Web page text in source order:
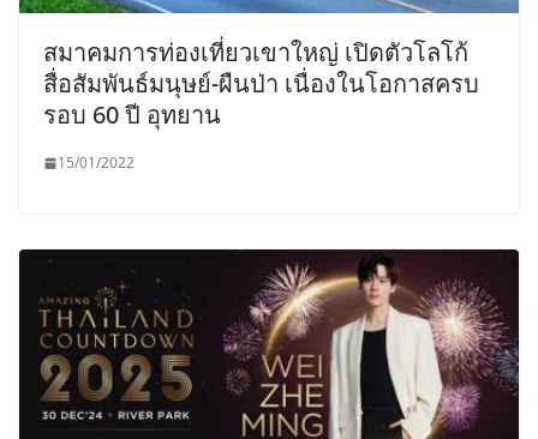
สมาคมการท่องเที่ยวเขาใหญ่ เปิดตัวโลโก้
สื่อสัมพันธ์มนุษย์-ผืนป่า เนื่องในโอกาสครบ
รอบ 60 ปี อุทยาน
15/01/2022